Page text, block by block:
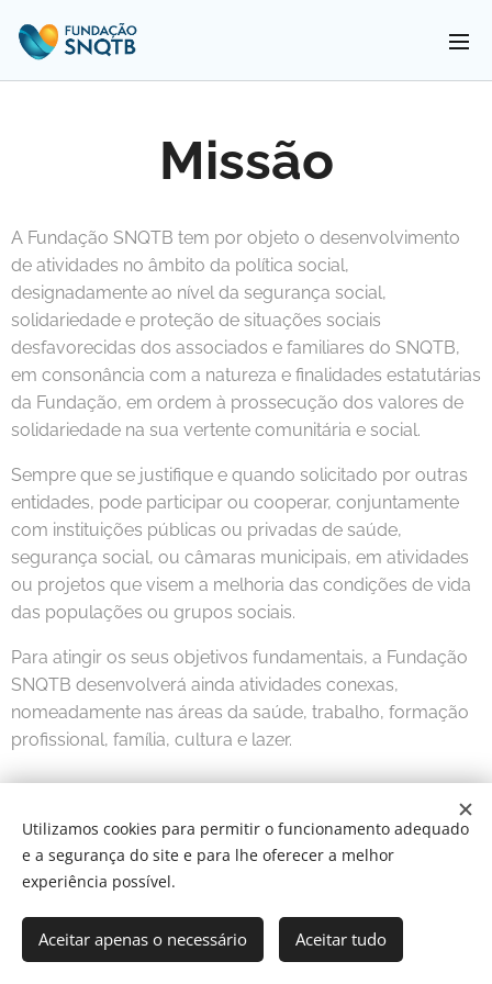
Missão
A Fundação SNQTB tem por objeto o desenvolvimento
de atividades no âmbito da política social,
designadamente ao nível da segurança social,
solidariedade e proteção de situações sociais
desfavorecidas dos associados e familiares do SNQTB,
em consonância com a natureza e finalidades estatutárias
da Fundação, em ordem à prossecução dos valores de
solidariedade na sua vertente comunitária e social.
Sempre que se justifique e quando solicitado por outras
entidades, pode participar ou cooperar, conjuntamente
com instituições públicas ou privadas de saúde,
segurança social, ou câmaras municipais, em atividades
ou projetos que visem a melhoria das condições de vida
das populações ou grupos sociais.
Para atingir os seus objetivos fundamentais, a Fundação
SNQTB desenvolverá ainda atividades conexas,
nomeadamente nas áreas da saúde, trabalho, formação
profissional, família, cultura e lazer.
Cookies
Utilizamos cookies para permitir o funcionamento adequado
e a segurança do site e para lhe oferecer a melhor
experiência possível.
Aceitar apenas o necessário Aceitar tudo